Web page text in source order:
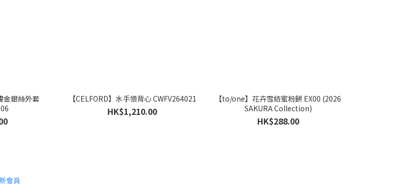
金銀絲外套
【CELFORD】水手領背心 CWFV264021
HK$1,210.00
【to/one】花卉雪紡蜜粉餅 EX00 (2026
SAKURA Collection)
HK$288.00